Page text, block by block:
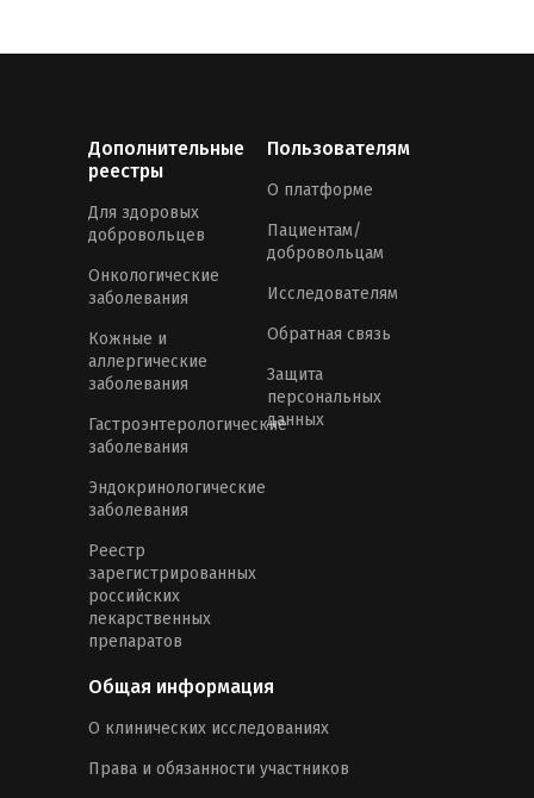
Дополнительные
реестры
Для здоровых
добровольцев
Онкологические
заболевания
Кожные и
аллергические
заболевания
Гастроэнтерологические
заболевания
Эндокринологические
заболевания
Реестр
зарегистрированных
российских
лекарственных
препаратов
Пользователям
О платформе
Пациентам/
добровольцам
Исследователям
Обратная связь
Защита
персональных
данных
Общая информация
О клинических исследованиях
Права и обязанности участников